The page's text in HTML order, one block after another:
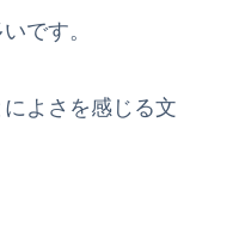
です。
よさを感じる文